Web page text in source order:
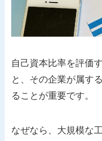
自己資本比率を評価
と、その企業が属す
ることが重要です。
なぜなら、大規模な